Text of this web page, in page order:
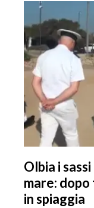
Olbia i
mare:
in spiaggia